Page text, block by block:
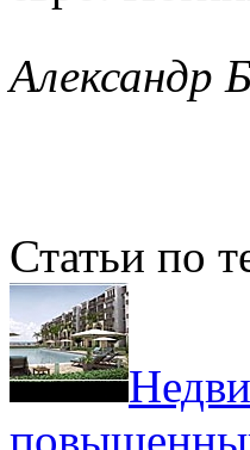
Александр
Статьи по